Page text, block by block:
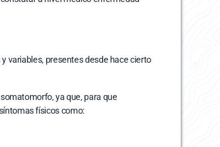
variables, presentes desde hace cierto
ya que, para que
físicos como: